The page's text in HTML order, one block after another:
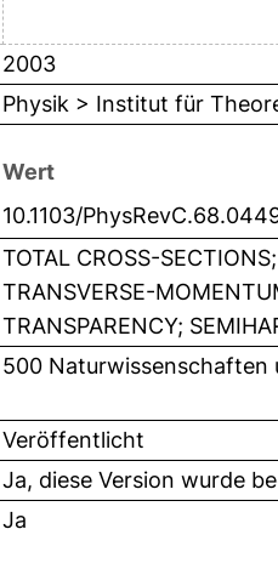
2003
Physik > Institut für
Wert
10.1103/
TOTAL CROSS-
TRANSVERSE-
TRANSPARENCY;
500 Naturwissenschaften
Veröffentlicht
Ja, diese Version wurde
Ja